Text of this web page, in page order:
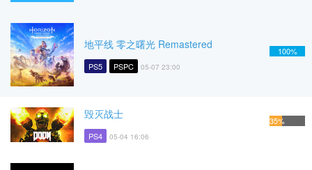
地平线 零之曙光 Remastered
PS5 PSPC 05-07 23:00
100%
毁灭战士
PS4 05-04 16:06
35%